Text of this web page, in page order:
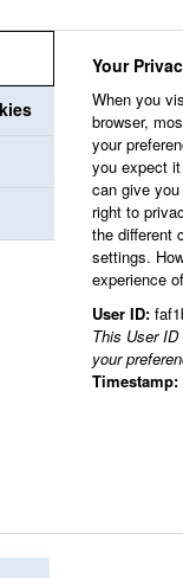
Your
When you
browser,
your
you expect
can give
right to
the different
settings.
experience
User ID:
This User
your
Timestamp: